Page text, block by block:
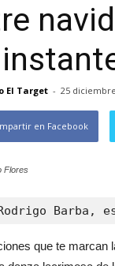
El Target - 25
en Facebook
Flores
Barba,
que te marcan